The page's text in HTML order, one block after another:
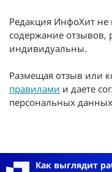
Редакция ИнфоХит не
содержание отзывов,
индивидуальны.
Размещая отзыв или
правилами и даете
персональных данных
Как выглядит